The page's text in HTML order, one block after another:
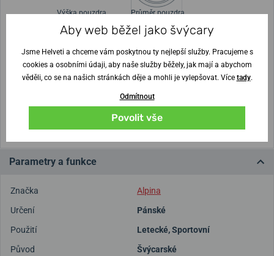
Výška pouzdra Průměr pouzdra
Nejste si jisti velikostí?
(U tisku nastavte Měřítko: Výchozí)
Parametry a funkce
Značka
Alpina
Určení
Pánské
Použití
Letecké,Sportovní
Původ
Švýcarské
Aby web běžel jako švýcary
Jsme Helveti a chceme vám poskytnou ty nejlepší služby. Pracujeme s
cookies a osobními údaji, aby naše služby běžely, jak mají a abychom
věděli, co se na našich stránkách děje a mohli je vylepšovat. Více tady.
Odmítnout
Povolit vše